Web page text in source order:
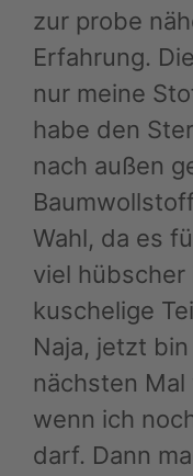
zur probe
Erfahrung.
nur meine
habe den
nach außen
Wahl, da es
viel
kuschelige
Naja, jetzt
nächsten
wenn ich
darf. Dann